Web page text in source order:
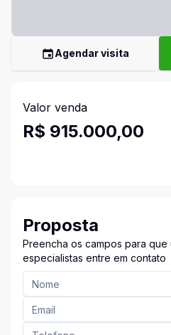
Agendar visita
Valor venda
R$ 915.000,00
Proposta
Preencha os campos para que
especialistas entre em contato